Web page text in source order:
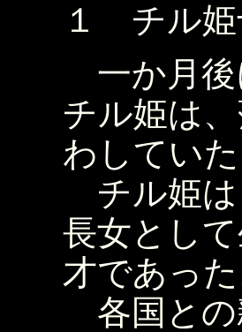
１ チル姫
一か月後
チル姫は
わしてい
チル姫は
長女とし
才であっ
各国との